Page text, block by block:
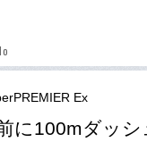
Ex
前に100mダッ